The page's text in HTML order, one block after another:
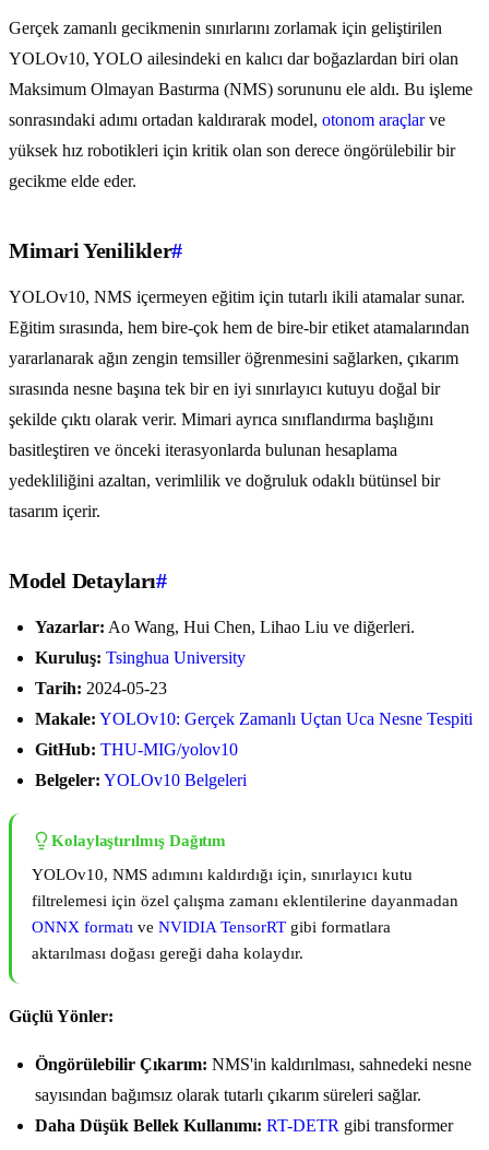
Gerçek zamanlı gecikmenin sınırlarını zorlamak için geliştirilen
YOLOv10, YOLO ailesindeki en kalıcı dar boğazlardan biri olan
Maksimum Olmayan Bastırma (NMS) sorununu ele aldı. Bu işleme
sonrasındaki adımı ortadan kaldırarak model, otonom araçlarve
yüksek hız robotikleri için kritik olan son derece öngörülebilir bir
gecikme elde eder.
Mimari Yenilikler#
YOLOv10, NMS içermeyen eğitim için tutarlı ikili atamalar sunar.
Eğitim sırasında, hem bire-çok hem de bire-bir etiket atamalarından
yararlanarak ağın zengin temsiller öğrenmesini sağlarken, çıkarım
sırasında nesne başına tek bir en iyi sınırlayıcı kutuyu doğal bir
şekilde çıktı olarak verir. Mimari ayrıca sınıflandırma başlığını
basitleştiren ve önceki iterasyonlarda bulunan hesaplama
yedekliliğini azaltan, verimlilik ve doğruluk odaklı bütünsel bir
tasarım içerir.
Model Detayları#
Yazarlar: Ao Wang, Hui Chen, Lihao Liu ve diğerleri.
Kuruluş: Tsinghua University
Tarih: 2024-05-23
Makale: YOLOv10: Gerçek Zamanlı Uçtan Uca Nesne Tespiti
GitHub: THU-MIG/yolov10
Belgeler: YOLOv10 Belgeleri
Kolaylaştırılmış Dağıtım
YOLOv10, NMS adımını kaldırdığı için, sınırlayıcı kutu
filtrelemesi için özel çalışma zamanı eklentilerine dayanmadan
ONNX formatı ve NVIDIA TensorRT gibi formatlara
aktarılması doğası gereği daha kolaydır.
Güçlü Yönler:
Öngörülebilir Çıkarım: NMS'in kaldırılması, sahnedeki nesne
sayısından bağımsız olarak tutarlı çıkarım süreleri sağlar.
Daha Düşük Bellek Kullanımı: RT-DETR gibi transformer